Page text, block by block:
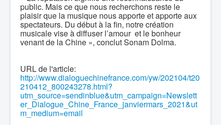
public. Mais ce que nous recherchons reste le
plaisir que la musique nous apporte et apporte aux
spectateurs. Du début à la fin, notre création
musicale vise à diffuser l’amour et le bonheur
venant de la Chine », conclut Sonam Dolma.
URL de l'article:
http://www.dialoguechinefrance.com/yw/202104/t20
210412_800243278.html?
utm_source=sendinblue&utm_campaign=Newslett
er_Dialogue_Chine_France_janviermars_2021&ut
m_medium=email